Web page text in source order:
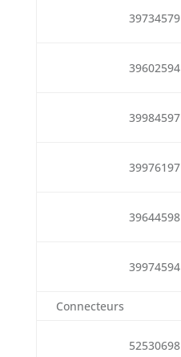
39734579
39602594
39984597
39976197
39644598
39974594
Connecteurs
52530698